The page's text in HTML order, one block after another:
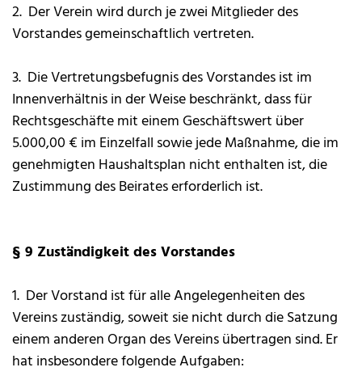
2. Der Verein wird durch je zwei Mitglieder des
Vorstandes gemeinschaftlich vertreten.
3. Die Vertretungsbefugnis des Vorstandes ist im
Innenverhältnis in der Weise beschränkt, dass für
Rechtsgeschäfte mit einem Geschäftswert über
5.000,00 € im Einzelfall sowie jede Maßnahme, die im
genehmigten Haushaltsplan nicht enthalten ist, die
Zustimmung des Beirates erforderlich ist.
§ 9 Zuständigkeit des Vorstandes
1. Der Vorstand ist für alle Angelegenheiten des
Vereins zuständig, soweit sie nicht durch die Satzung
einem anderen Organ des Vereins übertragen sind. Er
hat insbesondere folgende Aufgaben: